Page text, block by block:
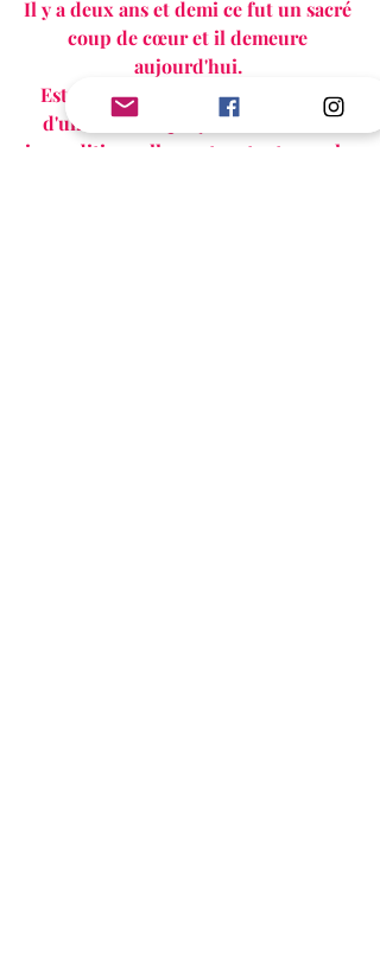
Il y a deux ans et demi ce fut un sacré
coup de cœur et il demeure
aujourd'hui.
Est-ce utile de préciser qu'il s'agit
d'une lecture que je recommande
inconditionnellement, autant pour la